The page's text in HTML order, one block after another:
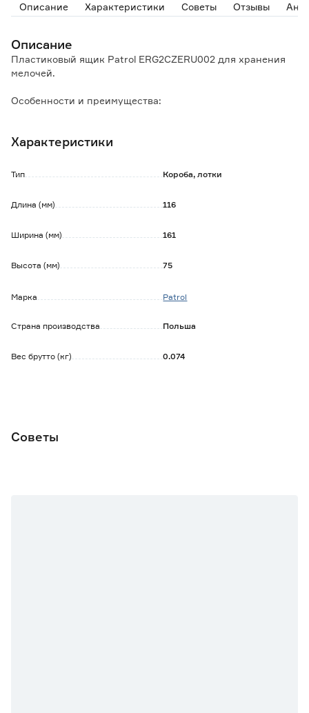
Описание Характеристики Советы Отзывы
Описание
Пластиковый ящик Patrol ERG2CZERU002 для хранения
мелочей.
Особенности и преимущества:
- лотки складываются друг в друга для хранения, а также
- сзади на коробе есть пластиковый выступ-зацеп для
наклейки.
Характеристики
Тип Короба, лотки
Длина (мм) 116
Ширина (мм) 161
Высота (мм) 75
Марка Patrol
Страна производства Польша
Вес брутто (кг) 0.074
Советы